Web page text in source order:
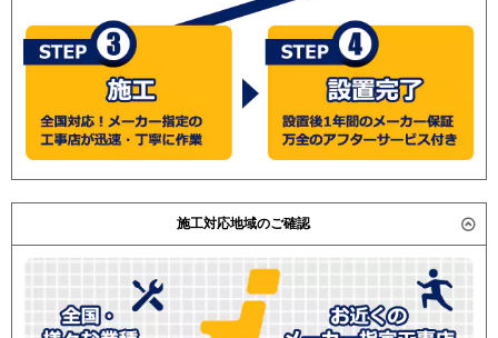
RDSB14033MUB
RDSB14034MUB
RDHB14031MUB
三菱電機
PEZX-ERMP140DV
PEZX-ERMP140DY
PEZX-ERMP140DZ
PEZX-ERMP140D2
PEZX-ERMP140DR
PEZX-ERMP140D3
PEZX-ERMP140D4
PEZX-ERMP140D5
(こちらの型番は参考です。メーカーや仕様によって価格
は異なります。旧型番は在庫切れの可能性がございま
施工対応地域のご確認